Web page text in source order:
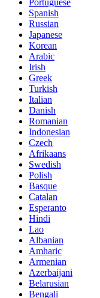
Portuguese
Spanish
Russian
Japanese
Korean
Arabic
Irish
Greek
Turkish
Italian
Danish
Romanian
Indonesian
Czech
Afrikaans
Swedish
Polish
Basque
Catalan
Esperanto
Hindi
Lao
Albanian
Amharic
Armenian
Azerbaijani
Belarusian
Bengali